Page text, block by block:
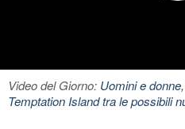
Video del Giorno: Uomini e
Temptation Island tra le possibili